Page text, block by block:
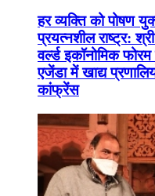
हर व्यक्ति को पोषण
प्रयत्नशील राष्ट्र:
वर्ल्ड इकॉनोमिक
एजेंडा में खाद्य
कांफ्रेंस